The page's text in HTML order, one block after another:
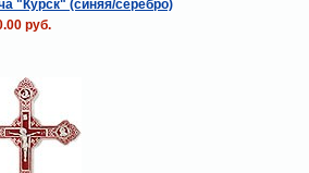
"Курск" (синяя/серебро)
руб.